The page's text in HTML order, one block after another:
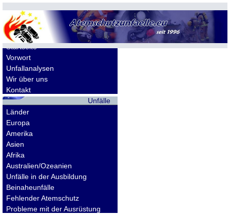
Allgemeines
Startseite
Vorwort
Unfallanalysen
Wir über uns
Kontakt
Unfälle
Länder
Europa
Amerika
Asien
Afrika
Australien/Ozeanien
Unfälle in der Ausbildung
Beinaheunfälle
Fehlender Atemschutz
Probleme mit der Ausrüstung